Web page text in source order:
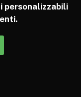
personalizzabili